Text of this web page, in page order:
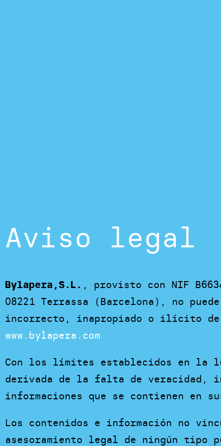
Aviso legal
Bylapera,S.L. , provisto con NIF
08221 Terrassa (Barcelona), no
incorrecto, inapropiado o ilícito de
www.bylapera.com
Con los límites establecidos en la
derivada de la falta de veracidad,
informaciones que se contienen en
Los contenidos e información no
asesoramiento legal de ningún tipo